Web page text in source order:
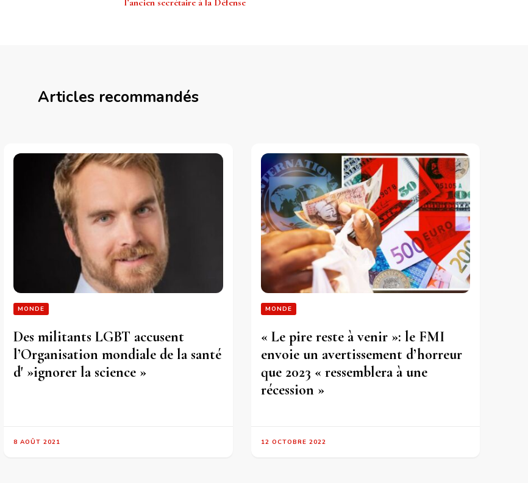
l’ancien secrétaire à la Défense
Articles recommandés
MONDE
Des militants LGBT accusent
l’Organisation mondiale de la santé
d' »ignorer la science »
8 AOÛT 2021
MONDE
« Le pire reste à venir »: le FMI
envoie un avertissement d’horreur
que 2023 « ressemblera à une
récession »
12 OCTOBRE 2022